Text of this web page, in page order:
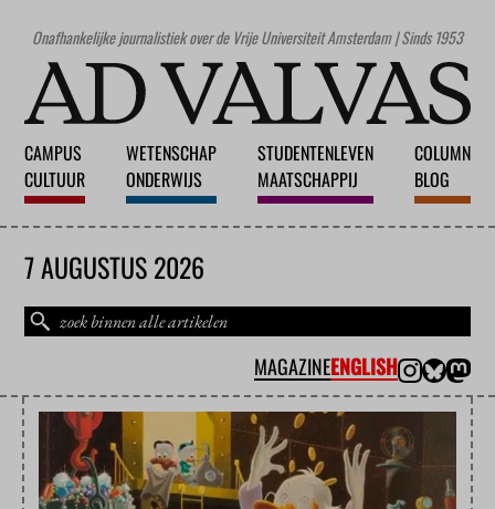
Onafhankelijke journalistiek over de Vrije Universiteit Amsterdam | Sinds 1953
CAMPUS
CULTUUR
WETENSCHAP
ONDERWIJS
STUDENTENLEVEN
MAATSCHAPPIJ
COLUMN
BLOG
7 AUGUSTUS 2026
MAGAZINEENGLISH